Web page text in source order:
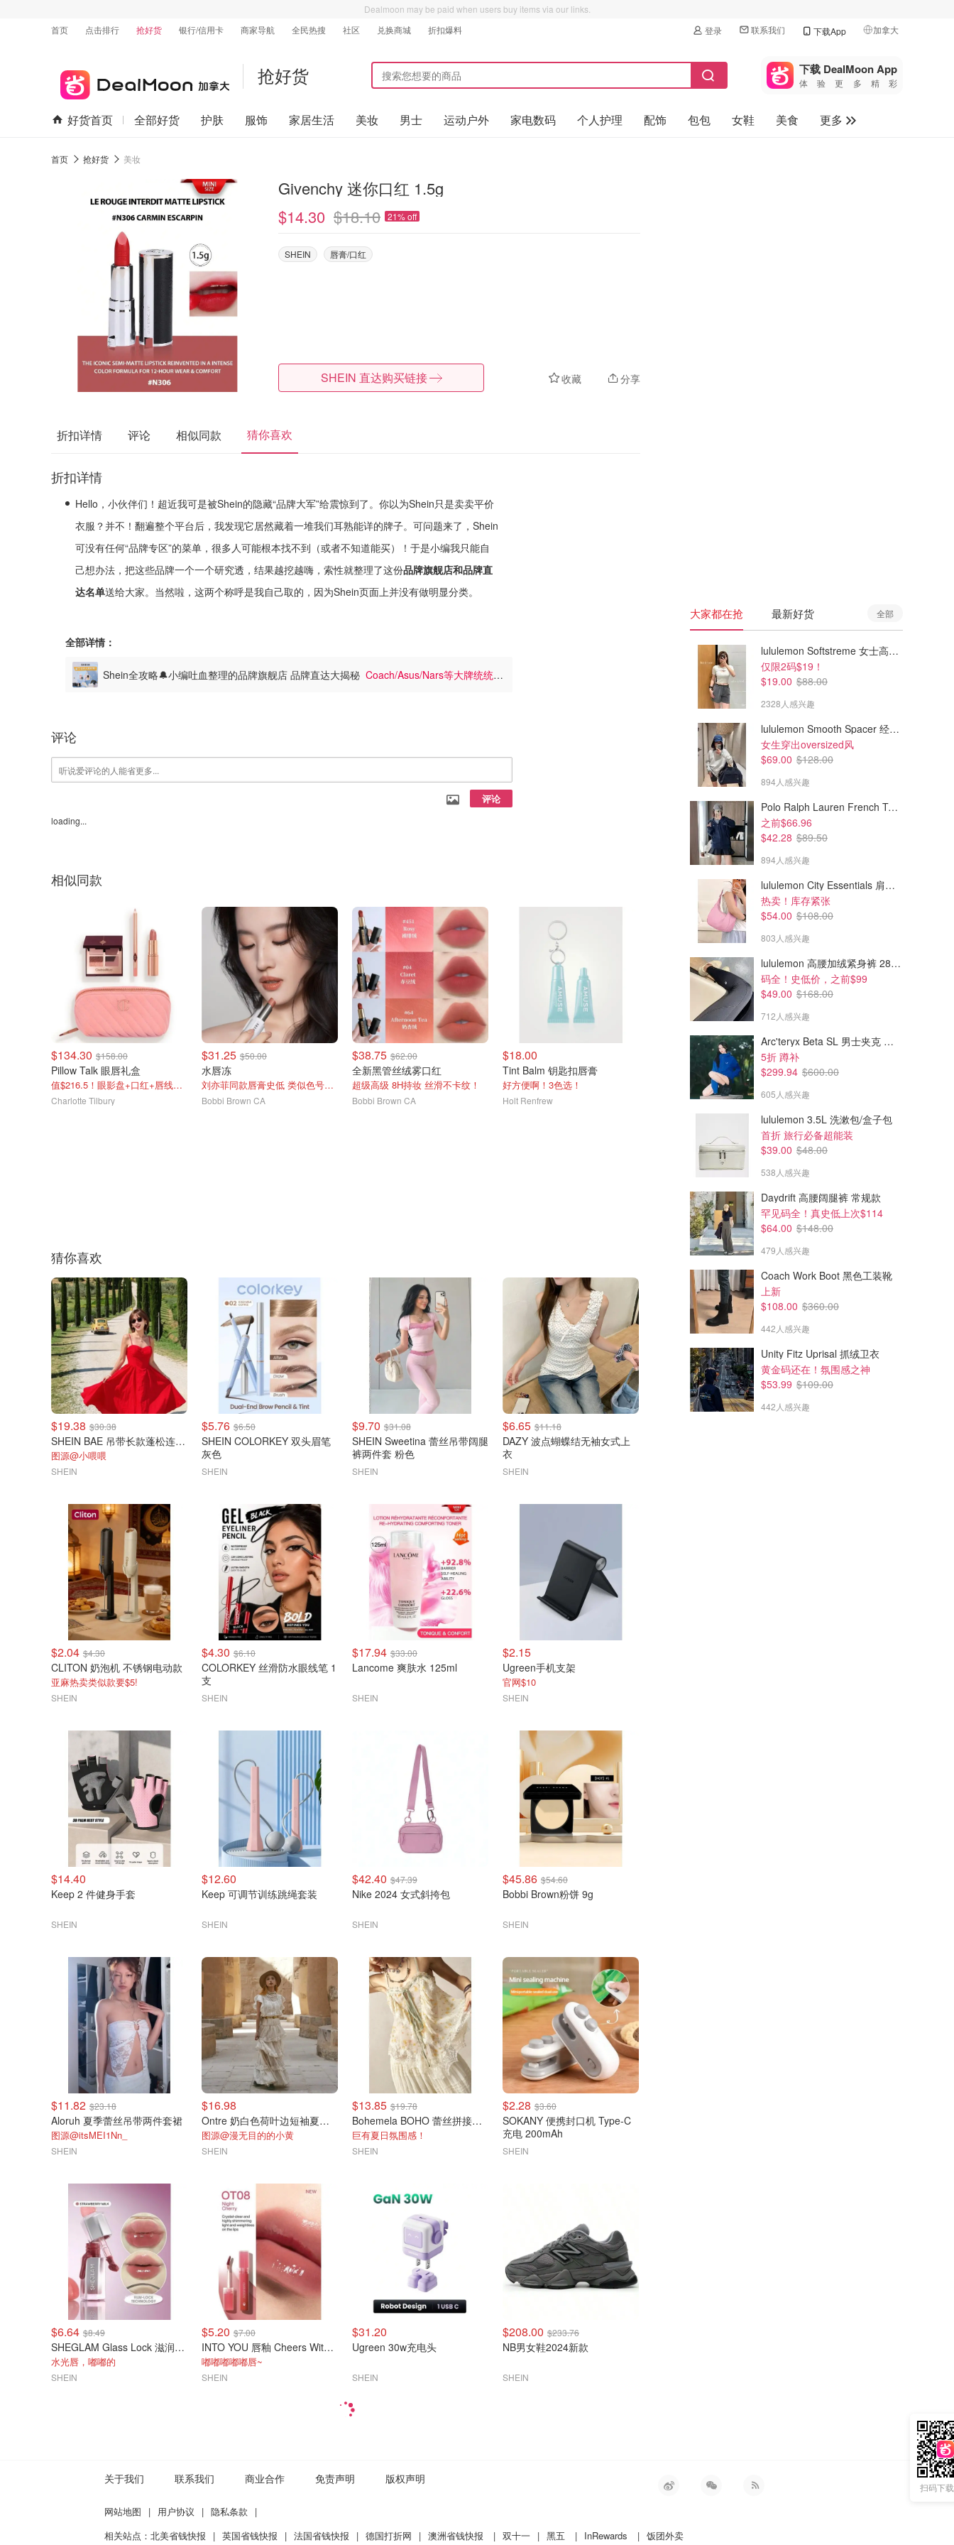
Dealmoon may be paid when users buy items via our links.
首页
点击排行 抢好货 银行/信用卡 商家导航 全民热搜 社区 兑换商城 折扣爆料 登录 联系我们 下载App 加拿大
🇺🇸
美国
🇨🇳中国
🇨🇦加拿大
抢好货 下载 DealMoon App
体验更多精彩
好货首页 全部好货 护肤 服饰 家居生活 美妆 男士 运动户外 家电数码 个人护理 配饰 包包 女鞋 美食
更多
首页 抢好货 美妆
Givenchy 迷你口红 1.5g
$14.30 $18.10 21% off
SHEIN 唇膏/口红
收藏 分享
SHEIN 直达购买链接
折扣详情 评论 相似同款 猜你喜欢
折扣详情
Hello，小伙伴们！超近我可是被Shein的隐藏“品牌大军”给震惊到了。你以为Shein只是卖卖平价
衣服？并不！翻遍整个平台后，我发现它居然藏着一堆我们耳熟能详的牌子。可问题来了，Shein
可没有任何“品牌专区”的菜单，很多人可能根本找不到（或者不知道能买）！于是小编我只能自
己想办法，把这些品牌一个一个研究透，结果越挖越嗨，索性就整理了这份品牌旗舰店和品牌直
达名单送给大家。当然啦，这两个称呼是我自己取的，因为Shein页面上并没有做明显分类。
全部详情：
Shein全攻略🔔小编吐血整理的品牌旗舰店 品牌直达大揭秘 Coach/Asus/Nars等大牌统统收
评论
评论
loading...
相似同款
$134.30 $158.00
Pillow Talk 眼唇礼盒
值$216.5！眼影盘+口红+唇线笔+化妆包
Charlotte Tilbury
$31.25 $50.00
水唇冻
刘亦菲同款唇膏史低 类似色号Nude Buff
Bobbi Brown CA
$38.75 $62.00
全新黑管丝绒雾口红
超级高级 8H持妆 丝滑不卡纹！
Bobbi Brown CA
$18.00
Tint Balm 钥匙扣唇膏
好方便啊！3色选！
Holt Renfrew
$19.04
colorgram 唇颊两用 5g
dealmoon.ca
白管水光唇膏
Shu uemura Canada
猜你喜欢
$19.38 $30.38
SHEIN BAE 吊带长款蓬松连衣裙
图源@小喂喂
SHEIN
$5.76 $6.50
SHEIN COLORKEY 双头眉笔
灰色
SHEIN
$9.70 $31.08
SHEIN Sweetina 蕾丝吊带阔腿
裤两件套 粉色
SHEIN
$6.65 $11.18
DAZY 波点蝴蝶结无袖女式上
衣
SHEIN
$2.04 $4.30
CLITON 奶泡机 不锈钢电动款
亚麻热卖类似款要$5!
SHEIN
$4.30 $6.10
COLORKEY 丝滑防水眼线笔 1
支
SHEIN
$17.94 $33.00
Lancome 爽肤水 125ml
SHEIN
$2.15
Ugreen手机支架
官网$10
SHEIN
$14.40
Keep 2 件健身手套
SHEIN
$12.60
Keep 可调节训练跳绳套装
SHEIN
$42.40 $47.39
Nike 2024 女式斜挎包
SHEIN
$45.86 $54.60
Bobbi Brown粉饼 9g
SHEIN
$11.82 $23.18
Aloruh 夏季蕾丝吊带两件套裙
图源@itsMEI1Nn_
SHEIN
$16.98
Ontre 奶白色荷叶边短袖夏季女衬衫
图源@漫无目的的小黄
SHEIN
$13.85 $19.78
Bohemela BOHO 蕾丝拼接吊带上衣 花卉印花
巨有夏日氛围感！
SHEIN
$2.28 $3.60
SOKANY 便携封口机 Type-C
充电 200mAh
SHEIN
$6.64 $8.49
SHEGLAM Glass Lock 滋润唇釉 草莓牛奶色
水光唇，嘟嘟的
SHEIN
$5.20 $7.00
INTO YOU 唇釉 Cheers With You
嘟嘟嘟嘟嘟唇~
SHEIN
$31.20
Ugreen 30w充电头
SHEIN
$208.00 $233.76
NB男女鞋2024新款
SHEIN
大家都在抢 最新好货 全部
lululemon Softstreme 女士高腰短裤 10cm
仅限2码$19！
$19.00 $88.00
2328人感兴趣
lululemon Smooth Spacer 经典卫衣
女生穿出oversized风
$69.00 $128.00
894人感兴趣
Polo Ralph Lauren French Terry 女童连帽卫衣 7-16码
之前$66.96
$42.28 $89.50
894人感兴趣
lululemon City Essentials 肩背包 4L
热卖！库存紧张
$54.00 $108.00
803人感兴趣
lululemon 高腰加绒紧身裤 28"≈71cm 5个口袋
码全！史低价，之前$99
$49.00 $168.00
712人感兴趣
Arc'teryx Beta SL 男士夹克 黑色
5折 蹲补
$299.94 $600.00
605人感兴趣
lululemon 3.5L 洗漱包/盒子包
首折 旅行必备超能装
$39.00 $48.00
538人感兴趣
Daydrift 高腰阔腿裤 常规款
罕见码全！真史低上次$114
$64.00 $148.00
479人感兴趣
Coach Work Boot 黑色工装靴
上新
$108.00 $360.00
442人感兴趣
Unity Fitz Uprisal 抓绒卫衣
黄金码还在！氛围感之神
$53.99 $109.00
442人感兴趣
扫码下
关于我们 联系我们 商业合作 免责声明 版权声明
网站地图 | 用户协议 | 隐私条款
|
相关站点： 北美省钱快报 | 英国省钱快报 | 法国省钱快报 | 德国打折网 | 澳洲省钱快报 | 双十一 | 黑五 | InRewards | 饭团外卖